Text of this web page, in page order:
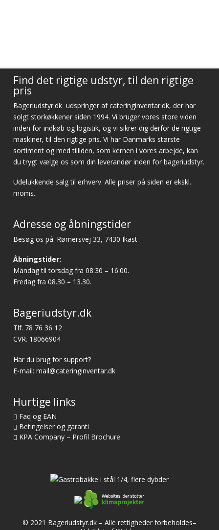
Find det rigtige udstyr, til den rigtige
pris
Bageriudstyr.dk udspringer af cateringinventar.dk, der har
solgt storkøkkener siden 1994. Vi bruger vores store viden
inden for indkøb og logistik, og vi sikrer dig derfor de rigtige
maskiner, til den rigtige pris. Vi har Danmarks største
sortiment og med tilliden, som kernen i vores arbejde, kan
du trygt vælge os som din leverandør inden for bageriudstyr.
Udelukkende salg til erhverv. Alle priser på siden er ekskl.
moms.
Adresse og åbningstider
Besøg os på: Rømersvej 33, 7430 Ikast
Åbningstider:
Mandag til torsdag fra 08:30 – 16:00.
Fredag fra 08.30 – 13.30.
Bageriudstyr.dk
Tlf. 78 76 36 12
CVR. 18066904
Har du brug for support?
E-mail: mail@cateringinventar.dk
Hurtige links
Faq og EAN
Betingelser og garanti
KPA Company – Profil Brochure
© 2021 Bageriudstyr.dk – Alle rettigheder forbeholdes–